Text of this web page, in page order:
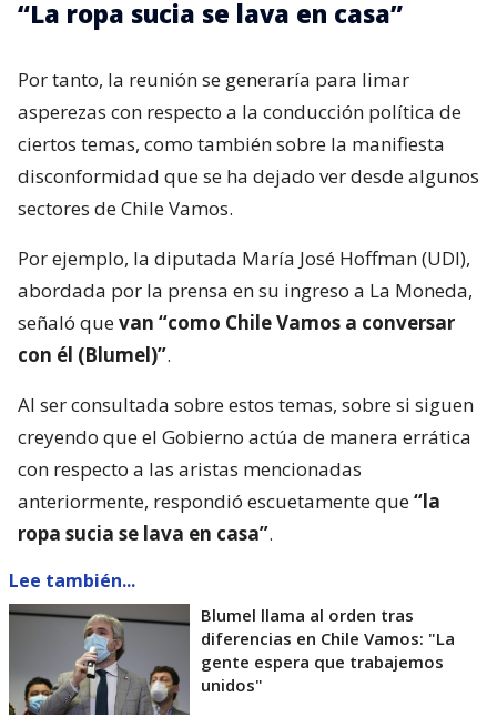
“La ropa sucia se lava en casa”
Por tanto, la reunión se generaría para limar
asperezas con respecto a la conducción política de
ciertos temas, como también sobre la manifiesta
disconformidad que se ha dejado ver desde algunos
sectores de Chile Vamos.
Por ejemplo, la diputada María José Hoffman (UDI),
abordada por la prensa en su ingreso a La Moneda,
señaló quevan “como Chile Vamos a conversar
con él (Blumel)”.
Al ser consultada sobre estos temas, sobre si siguen
creyendo que el Gobierno actúa de manera errática
con respecto a las aristas mencionadas
anteriormente, respondió escuetamente que“la
ropa sucia se lava en casa”.
Lee también...
Blumel llama al orden tras
diferencias en Chile Vamos: "La
gente espera que trabajemos
unidos"